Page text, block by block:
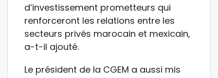
d’investissement prometteurs qui
renforceront les relations entre les
secteurs privés marocain et mexicain,
a-t-il ajouté.
Le président de la CGEM a aussi mis